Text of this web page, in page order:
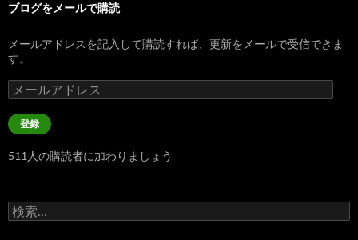
ブログをメールで購読
メールアドレスを記入して購読すれば、更新をメールで受信できま
す。
メ
ー
ル
ア
レ
登録
511人の購読者に加わりましょう
検
索: